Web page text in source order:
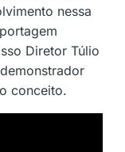
nessa
Diretor Túlio
conceito.